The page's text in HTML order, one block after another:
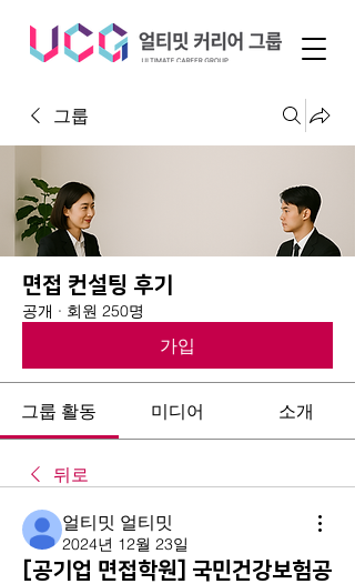
그룹
면접 컨설팅 후기
공개 · 회원 250명
가입
그룹 활동 미디어 소개
뒤로
얼티밋 얼티밋
2024년 12월 23일
[공기업 면접학원] 국민건강보험공